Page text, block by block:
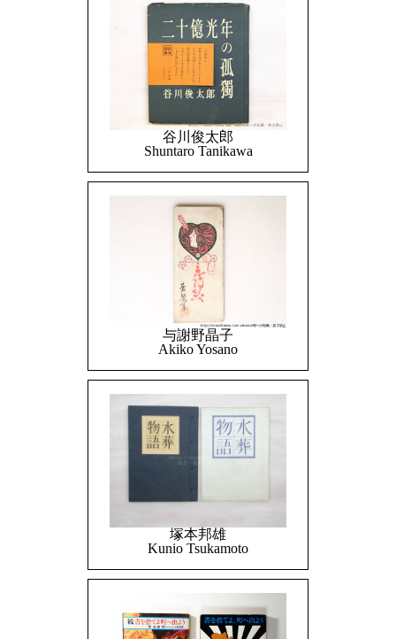
谷川俊太郎
Shuntaro Tanikawa
与謝野晶子
Akiko Yosano
塚本邦雄
Kunio Tsukamoto